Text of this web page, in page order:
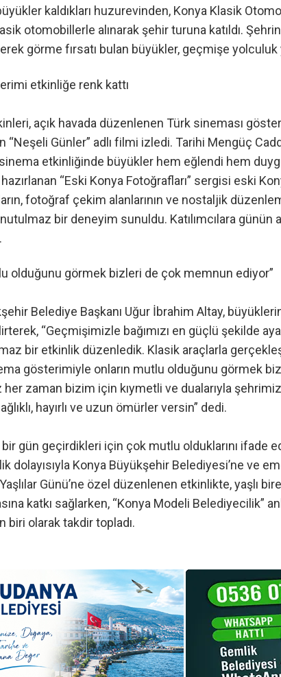
kaldıkları huzurevinden, Konya Klasik
otomobillerle alınarak şehir turuna katıldı.
görme fırsatı bulan büyükler, geçmişe yolculuk
etkinliğe renk kattı
açık havada düzenlenen Türk sineması
“Neşeli Günler” adlı filmi izledi. Tarihi Mengüç
etkinliğinde büyükler hem eğlendi hem
“Eski Konya Fotoğrafları” sergisi eski
fotoğraf çekim alanlarının ve nostaljik
bir deneyim sunuldu. Katılımcılara günün
olduğunu görmek bizleri de çok memnun ediyor”
Belediye Başkanı Uğur İbrahim Altay,
“Geçmişimizle bağımızı en güçlü şekilde
bir etkinlik düzenledik. Klasik araçlarla
gösterimiyle onların mutlu olduğunu görmek
zaman bizim için kıymetli ve dualarıyla
hayırlı ve uzun ömürler versin” dedi.
gün geçirdikleri için çok mutlu olduklarını ifade
dolayısıyla Konya Büyükşehir Belediyesi’ne ve
Günü’ne özel düzenlenen etkinlikte, yaşlı
katkı sağlarken, “Konya Modeli Belediyecilik”
biri olarak takdir topladı.